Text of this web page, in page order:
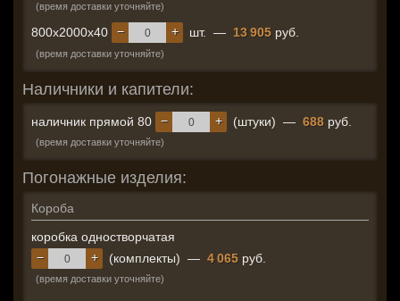
(время доставки уточняйте)
800x2000x40 +
− шт. — 13 905 руб.
(время доставки уточняйте)
Наличники и капители:
наличник прямой 80 +
− (штуки) — 688 руб.
(время доставки уточняйте)
Погонажные изделия:
Короба
коробка одностворчатая
+
− (комплекты) — 4 065 руб.
(время доставки уточняйте)